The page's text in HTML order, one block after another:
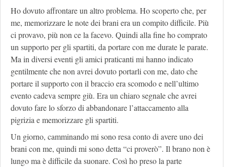
Ho dovuto affrontare un altro problema. Ho scoperto che, per
me, memorizzare le note dei brani era un compito difficile. Più
ci provavo, più non ce la facevo. Quindi alla fine ho comprato
un supporto per gli spartiti, da portare con me durate le parate.
Ma in diversi eventi gli amici praticanti mi hanno indicato
gentilmente che non avrei dovuto portarli con me, dato che
portare il supporto con il braccio era scomodo e nell’ultimo
evento cadeva sempre giù. Era un chiaro segnale che avrei
dovuto fare lo sforzo di abbandonare l’attaccamento alla
pigrizia e memorizzare gli spartiti.
Un giorno, camminando mi sono resa conto di avere uno dei
brani con me, quindi mi sono detta “ci proverò”. Il brano non è
lungo ma è difficile da suonare. Così ho preso la parte